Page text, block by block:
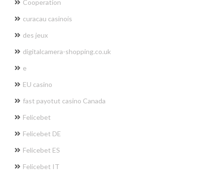
Cooperation
curacau casinois
des jeux
digitalcamera-shopping.co.uk
e
EU casino
fast payotut casino Canada
Felicebet
Felicebet DE
Felicebet ES
Felicebet IT